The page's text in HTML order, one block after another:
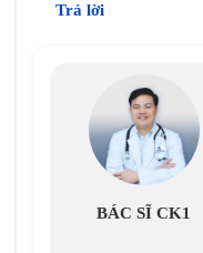
Trả lời
BÁC SĨ CK1